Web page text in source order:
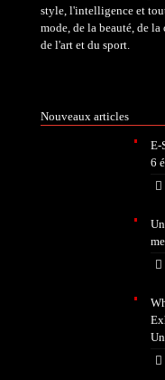
style, l'intelligence et
mode, de la beauté, de
de l'art et du sport.
Nouveaux articles
E-
6